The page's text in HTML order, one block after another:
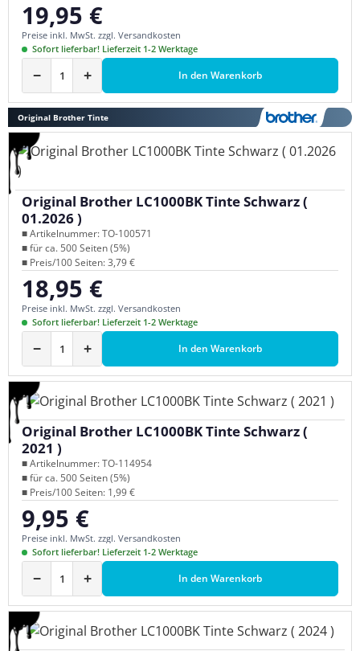
Regulärer Preis:
19,95 €
Preise inkl. MwSt. zzgl. Versandkosten
Sofort lieferbar! Lieferzeit 1-2 Werktage
− + In den Warenkorb
Original Brother Tinte
Original Brother LC1000BK Tinte Schwarz (
01.2026 )
■ Artikelnummer: TO-100571
■ für ca. 500 Seiten (5%)
■ Preis/100 Seiten: 3,79 €
Regulärer Preis:
18,95 €
Preise inkl. MwSt. zzgl. Versandkosten
Sofort lieferbar! Lieferzeit 1-2 Werktage
− + In den Warenkorb
Original Brother LC1000BK Tinte Schwarz (
2021 )
■ Artikelnummer: TO-114954
■ für ca. 500 Seiten (5%)
■ Preis/100 Seiten: 1,99 €
Regulärer Preis:
9,95 €
Preise inkl. MwSt. zzgl. Versandkosten
Sofort lieferbar! Lieferzeit 1-2 Werktage
− + In den Warenkorb